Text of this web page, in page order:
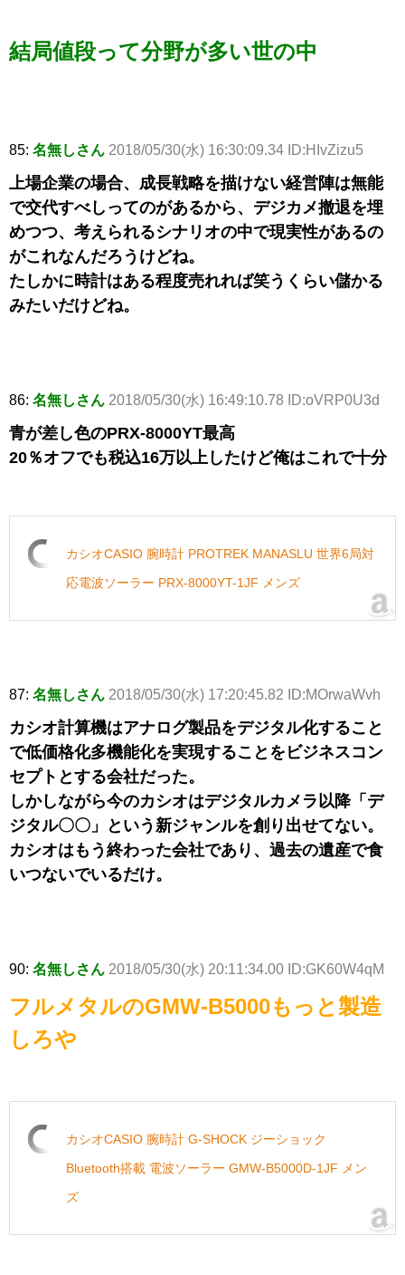
結局値段って分野が多い世の中
85: 名無しさん 2018/05/30(水) 16:30:09.34 ID:HIvZizu5
上場企業の場合、成長戦略を描けない経営陣は無能
で交代すべしってのがあるから、デジカメ撤退を埋
めつつ、考えられるシナリオの中で現実性があるの
がこれなんだろうけどね。
たしかに時計はある程度売れれば笑うくらい儲かる
みたいだけどね。
86: 名無しさん 2018/05/30(水) 16:49:10.78 ID:oVRP0U3d
青が差し色のPRX-8000YT最高
20％オフでも税込16万以上したけど俺はこれで十分
カシオCASIO 腕時計 PROTREK MANASLU 世界6局対
応電波ソーラー PRX-8000YT-1JF メンズ
87: 名無しさん 2018/05/30(水) 17:20:45.82 ID:MOrwaWvh
カシオ計算機はアナログ製品をデジタル化すること
で低価格化多機能化を実現することをビジネスコン
セプトとする会社だった。
しかしながら今のカシオはデジタルカメラ以降「デ
ジタル〇〇」という新ジャンルを創り出せてない。
カシオはもう終わった会社であり、過去の遺産で食
いつないでいるだけ。
90: 名無しさん 2018/05/30(水) 20:11:34.00 ID:GK60W4qM
フルメタルのGMW-B5000もっと製造
しろや
カシオCASIO 腕時計 G-SHOCK ジーショック
Bluetooth搭載 電波ソーラー GMW-B5000D-1JF メン
ズ